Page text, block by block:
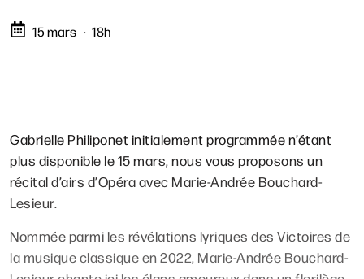
15 mars 18h
Gabrielle Philiponet initialement programmée n’étant
plus disponible le 15 mars, nous vous proposons un
récital d’airs d’Opéra avec Marie-Andrée Bouchard-
Lesieur.
Nommée parmi les révélations lyriques des Victoires de
la musique classique en 2022, Marie-Andrée Bouchard-